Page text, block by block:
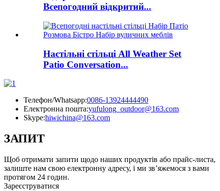
Всепогодний відкритий...
Настільні стільці All Weather Set
Patio Conversation...
Телефон/Whatsapp:0086-13924444490
Електронна пошта:yufulong_outdoor@163.com
Skype:hiwichina@163.com
ЗАПИТ
Щоб отримати запити щодо наших продуктів або прайс-листа,
залиште нам свою електронну адресу, і ми зв’яжемося з вами
протягом 24 годин.
Зареєструватися